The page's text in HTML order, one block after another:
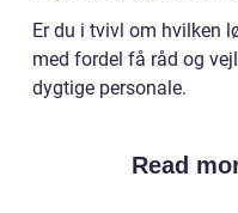
Er du i tvivl om hvilken
med fordel få råd og
dygtige personale.
Read